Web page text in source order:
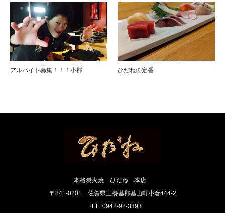
アルバイト募集！！！小郡 ひだねの定番
本格炭火焼 ひだね 本店
〒841-0201 佐賀県三養基郡基山町小倉444-2
TEL. 0942-92-3393